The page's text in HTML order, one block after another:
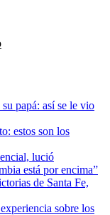
papá: así se le vio
estos son los
lució
está por encima”
de Santa Fe,
sobre los